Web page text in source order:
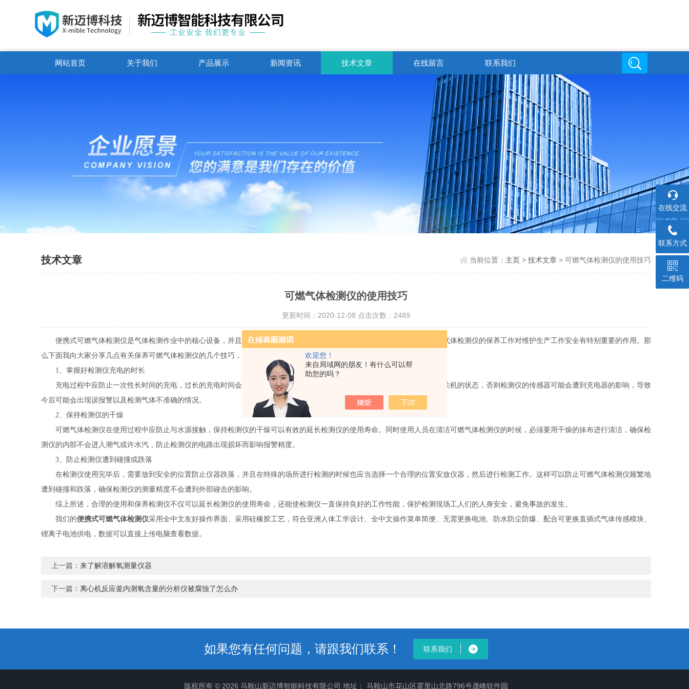
欢迎您！
来自局域网的朋友！有什么可以帮
助您的吗？
17512503446
719816494@qq.com
在线交流
网站首页 关于我们 产品展示 新闻资讯 技术文章 在线留言 联系我们
技术文章 当前位置： 主页 >技术文章 > 可燃气体检测仪的使用技巧
可燃气体检测仪的使用技巧
更新时间：2020-12-08 点击次数：2489
便携式可燃气体检测仪是气体检测作业中的核心设备，并且它的优势是开机后可以持续检测气体是否泄漏。由此看来，可燃气体检测仪的保养工作对维护生产工作安全有特别重要的作用。那
么下面我向大家分享几点有关保养可燃气体检测仪的几个技巧，希望可以对你们带来帮助。
1、掌握好检测仪充电的时长
充电过程中应防止一次性长时间的充电，过长的充电时间会耗费检测仪电池的使用寿命。而且检测仪在充电的时候应当处于关机的状态，否则检测仪的传感器可能会遭到充电器的影响，导致
今后可能会出现误报警以及检测气体不准确的情况。
2、保持检测仪的干燥
可燃气体检测仪在使用过程中应防止与水源接触，保持检测仪的干燥可以有效的延长检测仪的使用寿命。同时使用人员在清洁可燃气体检测仪的时候，必须要用干燥的抹布进行清洁，确保检
测仪的内部不会进入潮气或许水汽，防止检测仪的电路出现损坏而影响报警精度。
3、防止检测仪遭到碰撞或跌落
在检测仪使用完毕后，需要放到安全的位置防止仪器跌落，并且在特殊的场所进行检测的时候也应当选择一个合理的位置安放仪器，然后进行检测工作。这样可以防止可燃气体检测仪频繁地
遭到碰撞和跌落，确保检测仪的测量精度不会遭到外部碰击的影响。
综上所述，合理的使用和保养检测仪不仅可以延长检测仪的使用寿命，还能使检测仪一直保持良好的工作性能，保护检测现场工人们的人身安全，避免事故的发生。
我们的便携式可燃气体检测仪采用全中文友好操作界面、采用硅橡胶工艺，符合亚洲人体工学设计、全中文操作菜单简便、无需更换电池、防水防尘防爆、配合可更换直插式气体传感模块、
锂离子电池供电，数据可以直接上传电脑查看数据。
上一篇： 来了解溶解氧测量仪器
下一篇： 离心机反应釜内测氧含量的分析仪被腐蚀了怎么办
如果您有任何问题，请跟我们联系！ 联系我们
版权所有 © 2026 马鞍山新迈博智能科技有限公司 地址： 马鞍山市花山区霍里山北路796号晟峰软件园
在线交流
联系方式
二维码